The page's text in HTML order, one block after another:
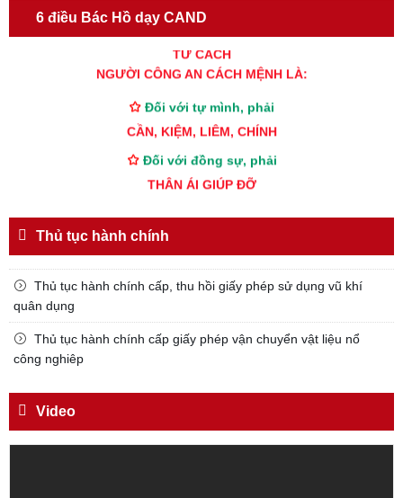
6 điều Bác Hồ dạy CAND
TƯ CÁCH
NGƯỜI CÔNG AN CÁCH MỆNH LÀ:
Đối với tự mình, phải
CẦN, KIỆM, LIÊM, CHÍNH
Đối với đồng sự, phải
THÂN ÁI GIÚP ĐỠ
TUYỆT ĐỐI TRUNG THÀNH
KÍNH TRỌNG LỄ PHÉP
TẬN TỤY
CƯƠNG QUYẾT, KHÔN KHÉO
Thủ tục hành chính
Thủ tục hành chính cấp, thu hồi giấy phép sử dụng vũ khí
quân dụng
Thủ tục hành chính cấp giấy phép vận chuyển vật liệu nổ
công nghiêp
Video